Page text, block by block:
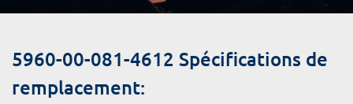
5960-00-081-4612 Spécifications de
remplacement: